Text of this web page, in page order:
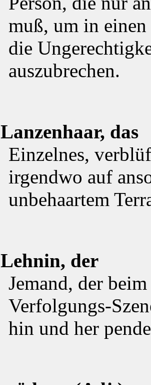
muß, um in
die
auszubrechen.
Lanzenhaar, das
Einzelnes,
irgendwo auf
unbehaartem
Lehnin, der
Jemand, der
Verfolgungs-
hin und her